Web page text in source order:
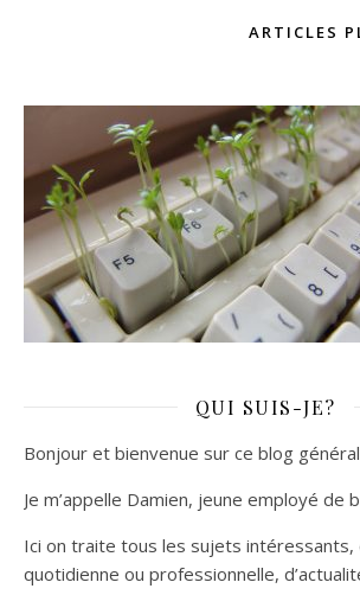
ARTICLES
QUI SUIS-JE?
Bonjour et bienvenue sur ce blog
Je m’appelle Damien, jeune employé de
Ici on traite tous les sujets intéressants,
quotidienne ou professionnelle,